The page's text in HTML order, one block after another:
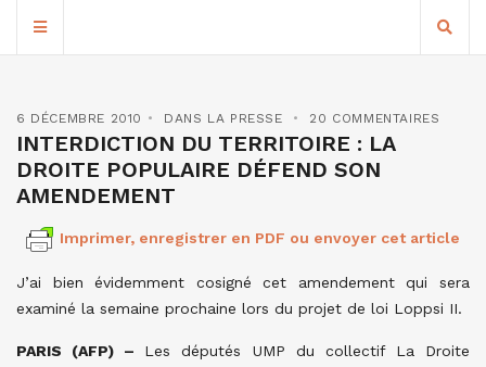
6 DÉCEMBRE 2010 DANS LA PRESSE 20 COMMENTAIRES
INTERDICTION DU TERRITOIRE : LA
DROITE POPULAIRE DÉFEND SON
AMENDEMENT
Imprimer, enregistrer en PDF ou envoyer cet article
J’ai bien évidemment cosigné cet amendement qui sera
examiné la semaine prochaine lors du projet de loi Loppsi II.
PARIS (AFP) – Les députés UMP du collectif La Droite